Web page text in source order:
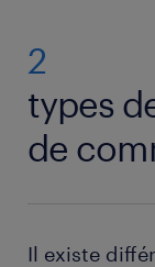
2
types
de
Il existe